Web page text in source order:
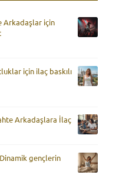
Arkadaşlar için
için ilaç baskılı
Arkadaşlara İlaç
gençlerin